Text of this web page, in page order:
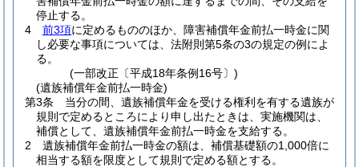
停止する。
4
前3項に定めるもののほか、障害補償年金前払一時金に関
し必要な事項については、法附則第5条の3の規定の例によ
る。
(一部改正〔平成18年条例16号〕)
(遺族補償年金前払一時金)
第3条
当分の間、遺族補償年金を受ける権利を有する遺族が
規則で定めるところにより申し出たときは、実施機関は、
補償として、遺族補償年金前払一時金を支給する。
2
遺族補償年金前払一時金の額は、補償基礎額の1,000倍に
相当する額を限度として規則で定める額とする。